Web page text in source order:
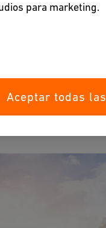
para marketing.
Aceptar todas